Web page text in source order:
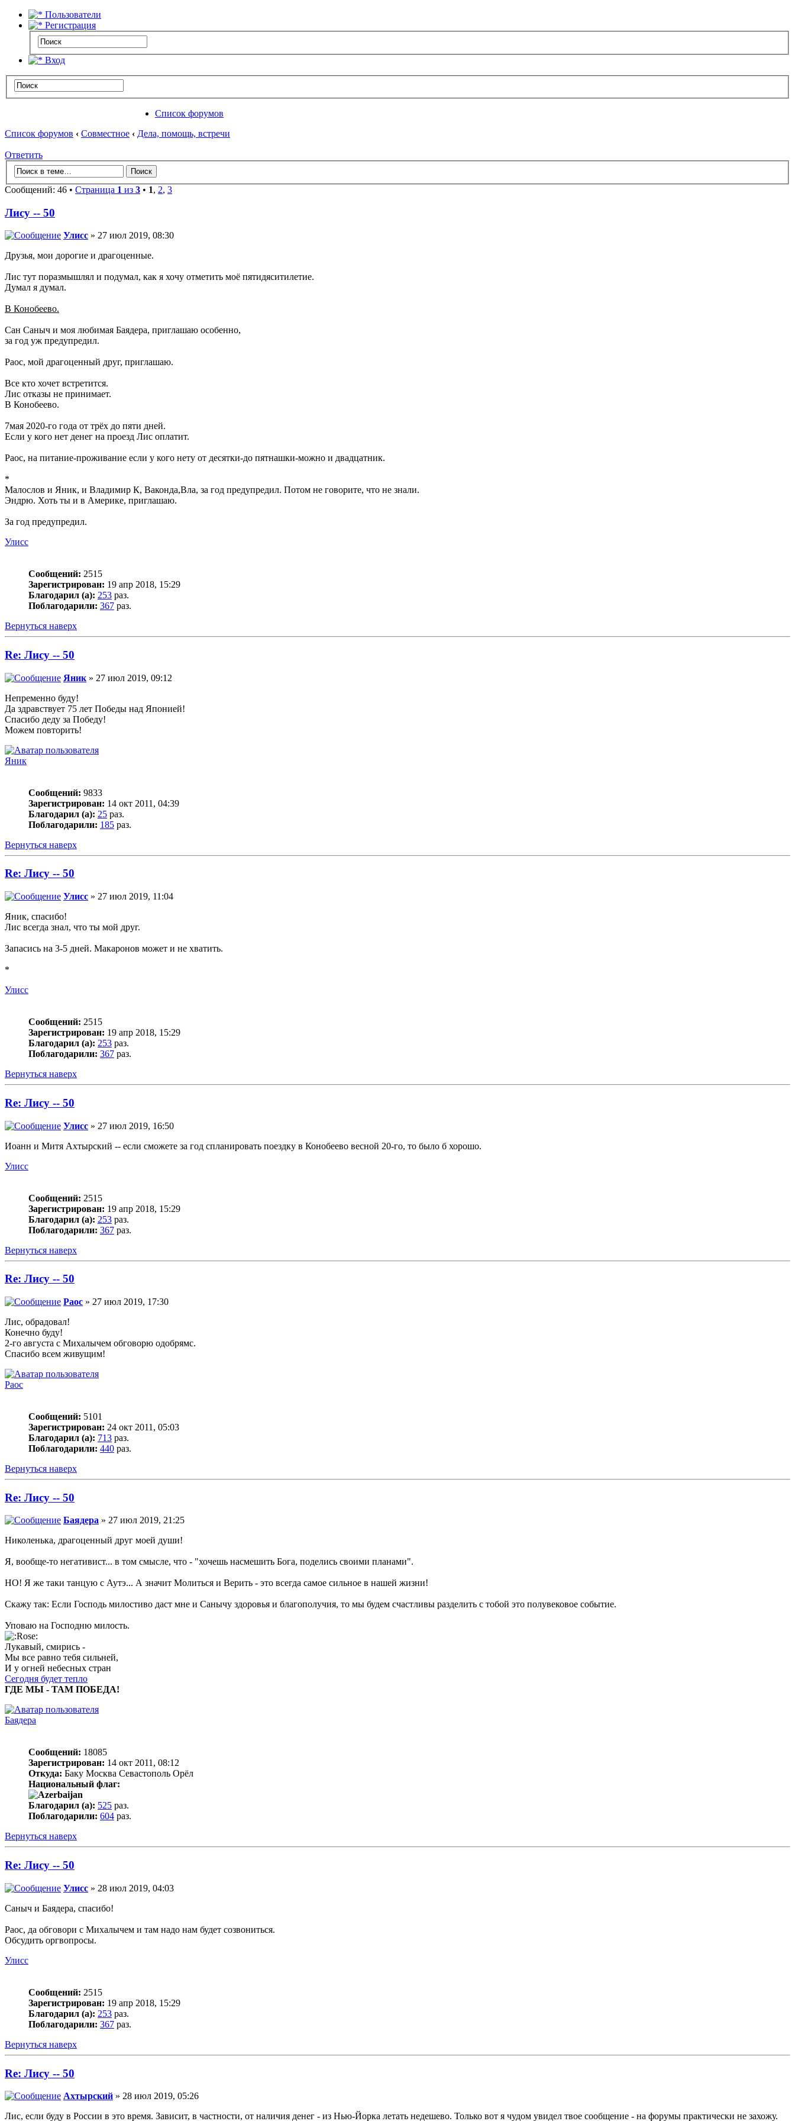
Пользователи
Регистрация
Вход
Список форумов
Список форумов ‹ Совместное ‹ Дела, помощь, встречи
Ответить
Сообщений: 46 • Страница 1 из 3 • 1, 2, 3
Лису -- 50
Улисс » 27 июл 2019, 08:30
Друзья, мои дорогие и драгоценные.
Лис тут поразмышлял и подумал, как я хочу отметить моё пятидяситилетие.
Думал я думал.
В Конобеево.
Сан Саныч и моя любимая Баядера, приглашаю особенно,
за год уж предупредил.
Раос, мой драгоценный друг, приглашаю.
Все кто хочет встретится.
Лис отказы не принимает.
В Конобеево.
7мая 2020-го года от трёх до пяти дней.
Если у кого нет денег на проезд Лис оплатит.
Раос, на питание-проживание если у кого нету от десятки-до пятнашки-можно и двадцатник.
*
Малослов и Яник, и Владимир К, Ваконда,Вла, за год предупредил. Потом не говорите, что не знали.
Эндрю. Хоть ты и в Америке, приглашаю.
За год предупредил.
Улисс
Сообщений: 2515
Зарегистрирован: 19 апр 2018, 15:29
Благодарил (а): 253 раз.
Поблагодарили: 367 раз.
Вернуться наверх
Re: Лису -- 50
Яник » 27 июл 2019, 09:12
Непременно буду!
Да здравствует 75 лет Победы над Японией!
Спасибо деду за Победу!
Можем повторить!
Яник
Сообщений: 9833
Зарегистрирован: 14 окт 2011, 04:39
Благодарил (а): 25 раз.
Поблагодарили: 185 раз.
Вернуться наверх
Re: Лису -- 50
Улисс » 27 июл 2019, 11:04
Яник, спасибо!
Лис всегда знал, что ты мой друг.
Запасись на 3-5 дней. Макаронов может и не хватить.
*
Улисс
Сообщений: 2515
Зарегистрирован: 19 апр 2018, 15:29
Благодарил (а): 253 раз.
Поблагодарили: 367 раз.
Вернуться наверх
Re: Лису -- 50
Улисс » 27 июл 2019, 16:50
Иоанн и Митя Ахтырский -- если сможете за год спланировать поездку в Конобеево весной 20-го, то было б хорошо.
Улисс
Сообщений: 2515
Зарегистрирован: 19 апр 2018, 15:29
Благодарил (а): 253 раз.
Поблагодарили: 367 раз.
Вернуться наверх
Re: Лису -- 50
Раос » 27 июл 2019, 17:30
Лис, обрадовал!
Конечно буду!
2-го августа с Михалычем обговорю одобрямс.
Спасибо всем живущим!
Раос
Сообщений: 5101
Зарегистрирован: 24 окт 2011, 05:03
Благодарил (а): 713 раз.
Поблагодарили: 440 раз.
Вернуться наверх
Re: Лису -- 50
Баядера » 27 июл 2019, 21:25
Николенька, драгоценный друг моей души!
Я, вообще-то негативист... в том смысле, что - "хочешь насмешить Бога, поделись своими планами".
НО! Я же таки танцую с Аутэ... А значит Молиться и Верить - это всегда самое сильное в нашей жизни!
Скажу так: Если Господь милостиво даст мне и Санычу здоровья и благополучия, то мы будем счастливы разделить с тобой это полувековое событие.
Уповаю на Господню милость.
Лукавый, смирись -
Мы все равно тебя сильней,
И у огней небесных стран
Сегодня будет тепло
ГДЕ МЫ - ТАМ ПОБЕДА!
Баядера
Сообщений: 18085
Зарегистрирован: 14 окт 2011, 08:12
Откуда: Баку Москва Севастополь Орёл
Национальный флаг:
Благодарил (а): 525 раз.
Поблагодарили: 604 раз.
Вернуться наверх
Re: Лису -- 50
Улисс » 28 июл 2019, 04:03
Саныч и Баядера, спасибо!
Раос, да обговори с Михалычем и там надо нам будет созвониться.
Обсудить оргвопросы.
Улисс
Сообщений: 2515
Зарегистрирован: 19 апр 2018, 15:29
Благодарил (а): 253 раз.
Поблагодарили: 367 раз.
Вернуться наверх
Re: Лису -- 50
Ахтырский » 28 июл 2019, 05:26
Лис, если буду в России в это время. Зависит, в частности, от наличия денег - из Нью-Йорка летать недешево. Только вот я чудом увидел твое сообщение - на форумы практически не захожу.